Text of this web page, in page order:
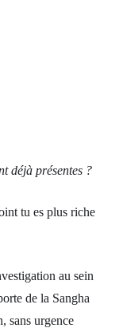
déjà présentes ?
tu es plus riche
au sein
de la Sangha
sans urgence